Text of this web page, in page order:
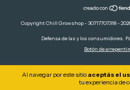
Al navegar por este sitio aceptás el
tu experiencia de
Copyright Chill Growshop - 30717707318 -
Defensa de las y los consumidores.
Botón de